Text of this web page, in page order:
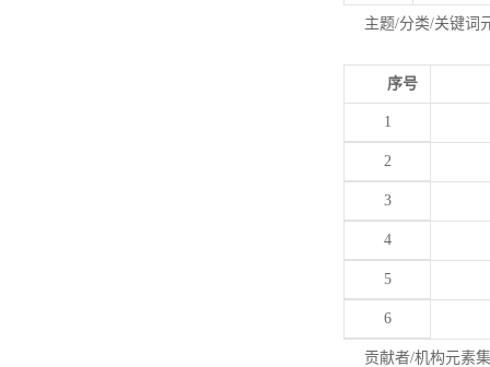
主题/分类/关键词
序号
1
2
3
4
5
6
贡献者/机构元素